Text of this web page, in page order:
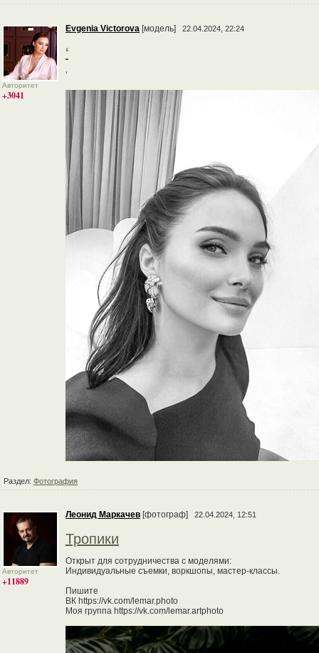
Авторитет
+3041
Evgenia Victorova [модель] 22.04.2024, 22:24
‘
‘
Раздел: Фотография
Авторитет
+11889
Леонид Маркачев [фотограф] 22.04.2024, 12:51
Тропики
Открыт для сотрудничества с моделями:
Индивидуальные съемки, воркшопы, мастер-классы.
Пишите
ВК https://vk.com/lemar.photo
Моя группа https://vk.com/lemar.artphoto